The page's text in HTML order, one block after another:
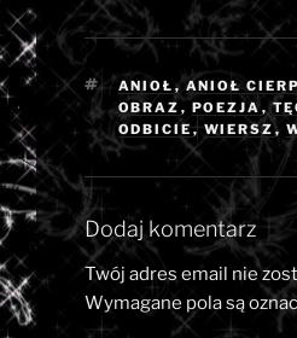
TAGI
ANIOŁ ,ANIOŁ
OBRAZ , POEZJA,
ODBICIE , WIERSZ,
Dodaj komentarz
Twój adres email nie
Wymagane pola są